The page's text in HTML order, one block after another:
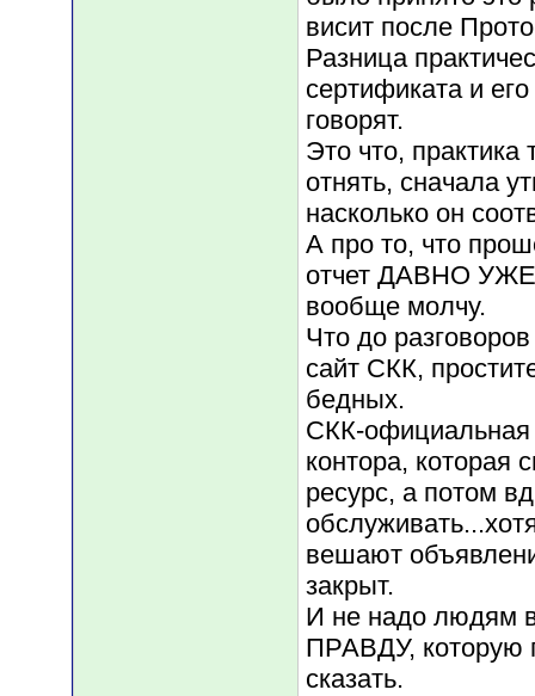
висит после
Разница
сертификата и
говорят.
Это что, практика
отнять, сначала
насколько он
А про то, что
отчет ДАВНО
вообще молчу.
Что до
сайт СКК,
бедных.
CКК-
контора, которая
ресурс, а потом
вешают
закрыт.
И не надо людям
ПРАВДУ, которую
сказать.